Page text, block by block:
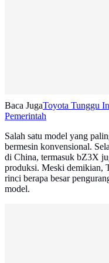
Baca JugaToyota Tunggu
Pemerintah
Salah satu model yang
bermesin konvensional.
di China, termasuk bZ3X
produksi. Meski demikian,
rinci berapa besar
model.